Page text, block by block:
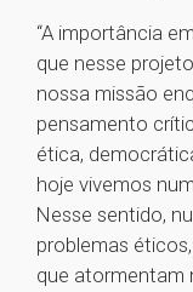
“A importância
que nesse
nossa missão
pensamento
ética,
hoje vivemos
Nesse sentido,
problemas
que atormentam